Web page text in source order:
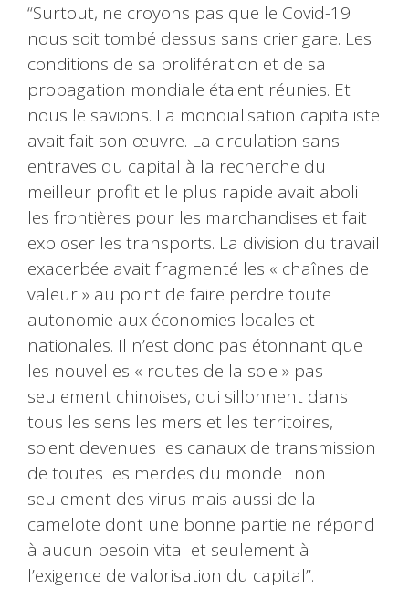
“Surtout, ne croyons pas que le Covid-19
nous soit tombé dessus sans crier gare. Les
conditions de sa prolifération et de sa
propagation mondiale étaient réunies. Et
nous le savions. La mondialisation capitaliste
avait fait son œuvre. La circulation sans
entraves du capital à la recherche du
meilleur profit et le plus rapide avait aboli
les frontières pour les marchandises et fait
exploser les transports. La division du travail
exacerbée avait fragmenté les « chaînes de
valeur » au point de faire perdre toute
autonomie aux économies locales et
nationales. Il n’est donc pas étonnant que
les nouvelles « routes de la soie » pas
seulement chinoises, qui sillonnent dans
tous les sens les mers et les territoires,
soient devenues les canaux de transmission
de toutes les merdes du monde : non
seulement des virus mais aussi de la
camelote dont une bonne partie ne répond
à aucun besoin vital et seulement à
l’exigence de valorisation du capital”.